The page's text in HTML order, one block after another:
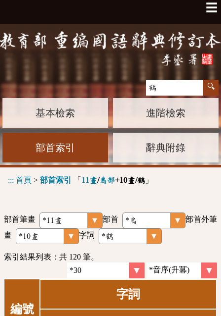
☰
基本檢索 進階檢索
部首索引 辭典附錄
::: 首頁 > 部首索引 「 11畫/鳥部+10畫/鶴 」
部首筆畫 部首
部首外筆
畫
字詞
索引結果列表：共 120 筆。
編號
字詞